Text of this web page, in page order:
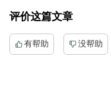
评价这篇文章
有帮助 没帮助